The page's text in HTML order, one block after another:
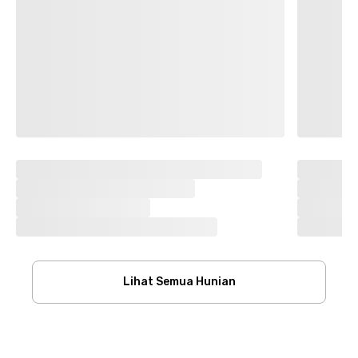
Lihat Semua Hunian